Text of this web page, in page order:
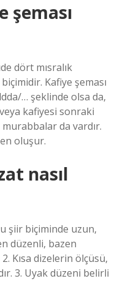
şeması
dört mısralık
Kafiye şeması
… şeklinde olsa da,
kafiyesi sonraki
da vardır.
oluşur.
nasıl
şiir biçiminde uzun,
düzenli, bazen
Kısa dizelerin ölçüsü,
3. Uyak düzeni belirli